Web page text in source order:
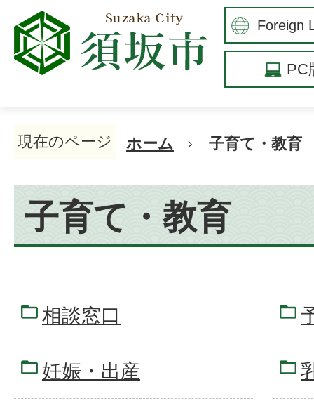
PC
現在のページ ホーム 子育て・教育
子育て・教育
相談窓口
妊娠・出産